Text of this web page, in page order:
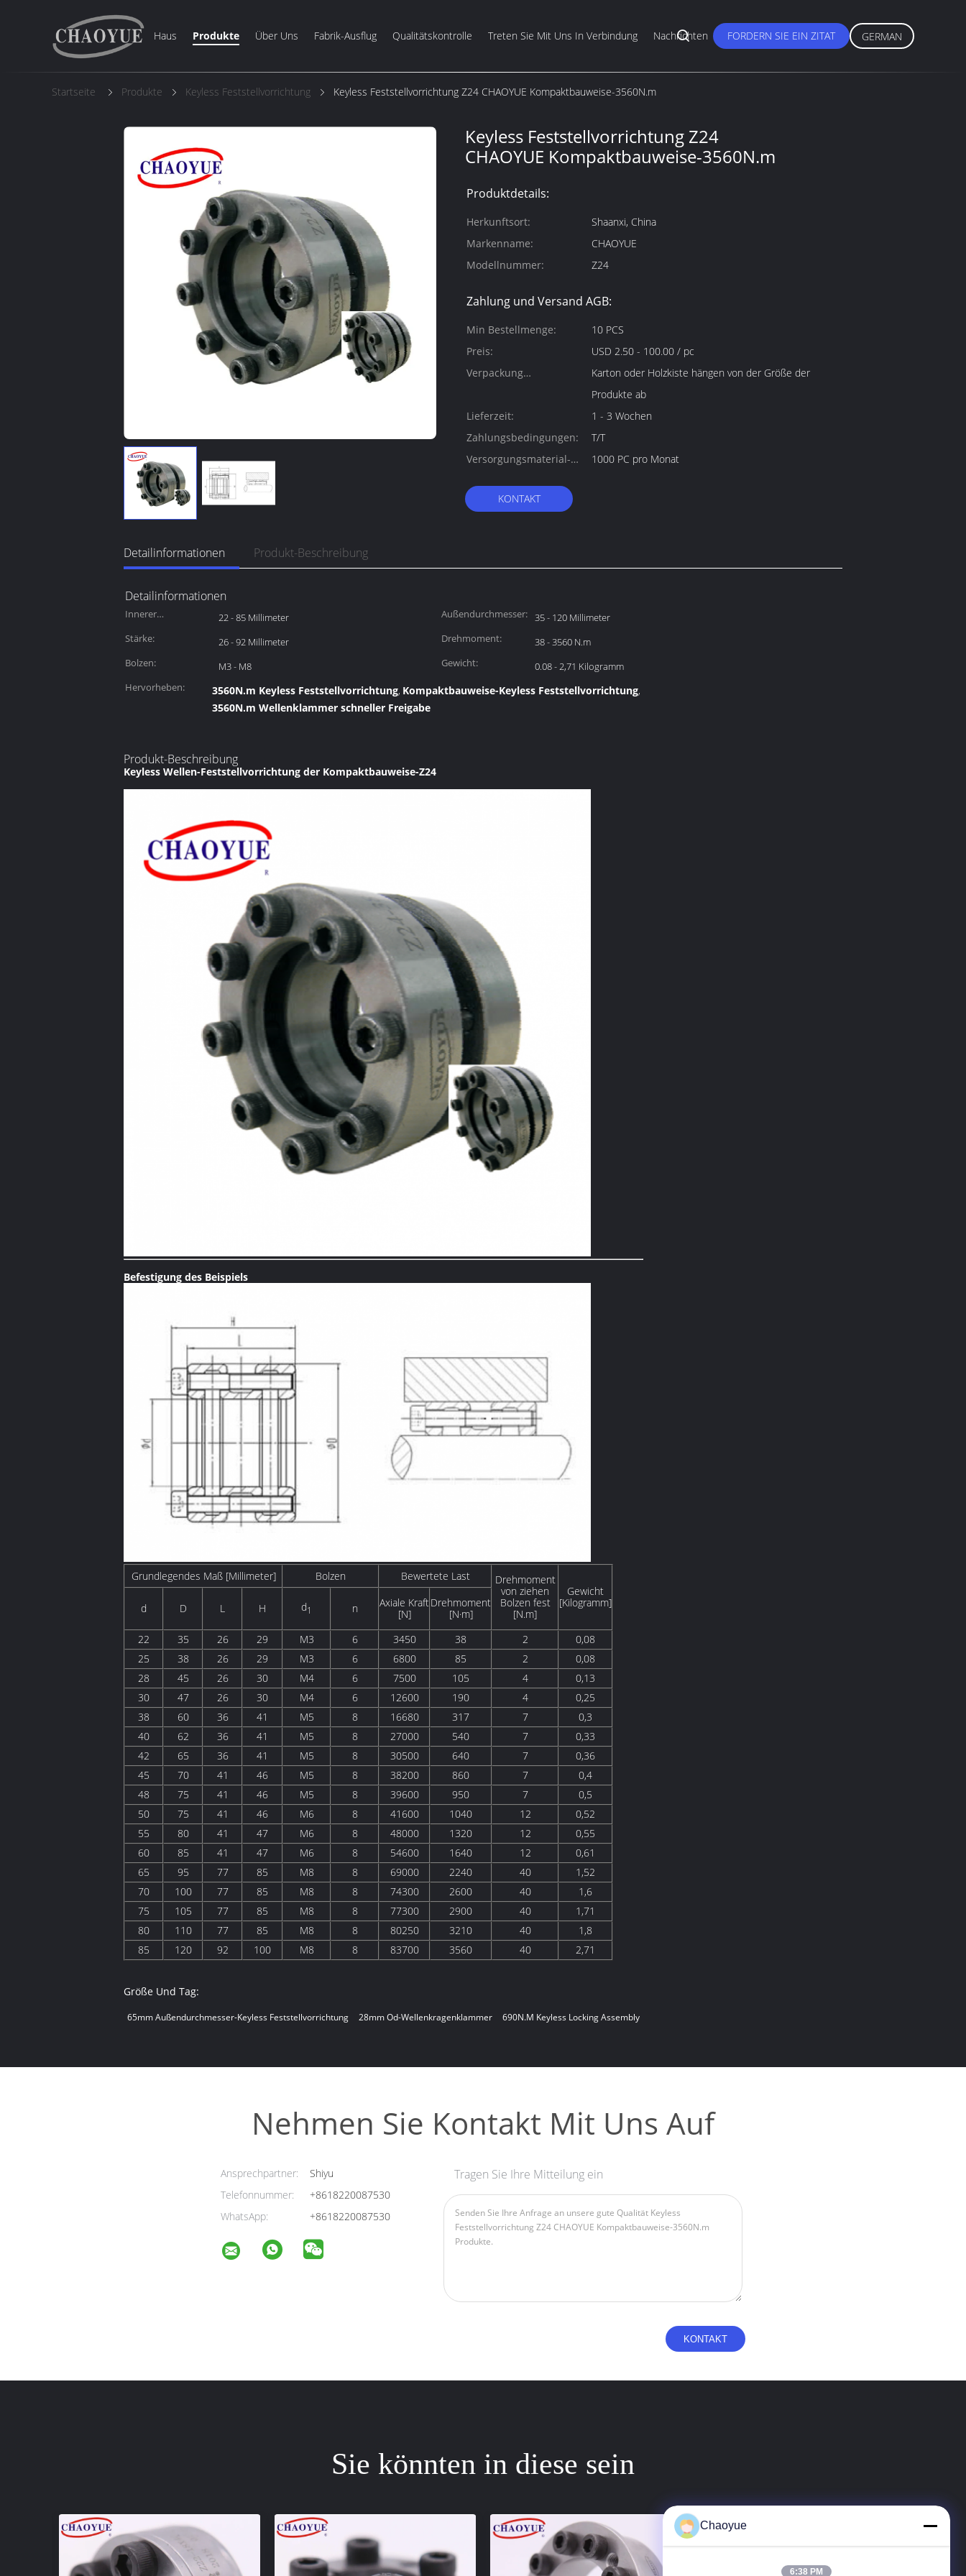
Haus Produkte Über Uns Fabrik-Ausflug Qualitätskontrolle Treten Sie Mit Uns In Verbindung Nachrichten FORDERN SIE EIN ZITAT GERMAN
Startseite Produkte Keyless Feststellvorrichtung Keyless Feststellvorrichtung Z24 CHAOYUE Kompaktbauweise-3560N.m
Keyless Feststellvorrichtung Z24
CHAOYUE Kompaktbauweise-3560N.m
Produktdetails:
Herkunftsort:
Shaanxi, China
Markenname:
CHAOYUE
Modellnummer:
Z24
Zahlung und Versand AGB:
Min Bestellmenge:
10 PCS
Preis:
USD 2.50 - 100.00 / pc
Verpackung
Karton oder Holzkiste hängen von der Größe der
Produkte ab
Lieferzeit:
1 - 3 Wochen
Zahlungsbedingungen:
T/T
Versorgungsmaterial-
1000 PC pro Monat
KONTAKT
Detailinformationen Produkt-Beschreibung
Detailinformationen
Innerer
22 - 85 Millimeter Außendurchmesser: 35 - 120 Millimeter
Stärke:
26 - 92 Millimeter Drehmoment:
38 - 3560 N.m
Bolzen:
M3 - M8 Gewicht:
0.08 - 2,71 Kilogramm
Hervorheben:
3560N.m Keyless Feststellvorrichtung, Kompaktbauweise-Keyless Feststellvorrichtung,
3560N.m Wellenklammer schneller Freigabe
Produkt-Beschreibung
Keyless Wellen-Feststellvorrichtung der Kompaktbauweise-Z24
Befestigung des Beispiels
Grundlegendes Maß [Millimeter] Bolzen Bewertete Last
Drehmoment
von ziehen
Bolzen fest
[N.m]
Gewicht
[Kilogramm]
d D L H d1 n
Axiale Kraft
[N]
Drehmoment
[N·m]
22
35 26 29 M3 6 3450 38 2
0,08
25
38 26 29 M3 6 6800 85 2
0,08
28
45 26 30 M4 6 7500 105 4
0,13
30
47 26 30 M4 6 12600 190 4
0,25
38
60 36 41 M5 8 16680 317 7
0,3
40
62 36 41 M5 8 27000 540 7
0,33
42
65 36 41 M5 8 30500 640 7
0,36
45
70 41 46 M5 8 38200 860 7
0,4
48
75 41 46 M5 8 39600 950 7
0,5
50
75 41 46 M6 8 41600 1040 12
0,52
55
80 41 47 M6 8 48000 1320 12
0,55
60
85 41 47 M6 8 54600 1640 12
0,61
65
95 77 85 M8 8 69000 2240 40
1,52
70
100 77 85 M8 8 74300 2600 40
1,6
75
105 77 85 M8 8 77300 2900 40
1,71
80
110 77 85 M8 8 80250 3210 40
1,8
85
120 92 100 M8 8 83700 3560 40 2,71
Größe Und Tag:
65mm Außendurchmesser-Keyless Feststellvorrichtung 28mm Od-Wellenkragenklammer 690N.M Keyless Locking Assembly
Nehmen Sie Kontakt Mit Uns Auf
Ansprechpartner:
Shiyu
Telefonnummer:
+8618220087530
WhatsApp:
+8618220087530
Tragen Sie Ihre Mitteilung ein
Sie könnten in diese sein
Chaoyue
6:38 PM